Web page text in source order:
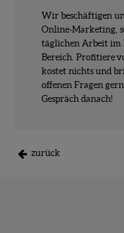
Wir beschäftigen
Online-Marketing,
täglichen Arbeit im
Bereich. Profitiere
kostet nichts und
offenen Fragen
Gespräch danach!
zurück